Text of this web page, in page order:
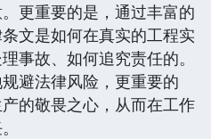
更重要的是，通过丰富的
文是如何在真实的工程实
事故、如何追究责任的。
避法律风险，更重要的
的敬畏之心，从而在工作